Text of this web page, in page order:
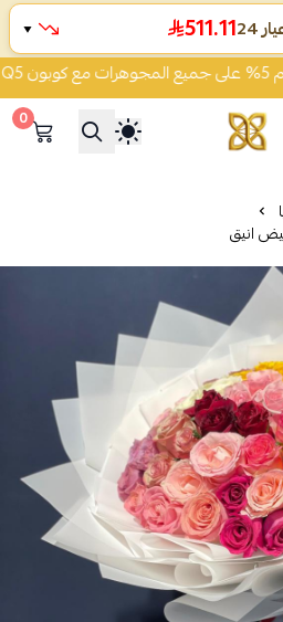
شركة قمة زاوية الشفاء
0
انيق
24
511.11
▼